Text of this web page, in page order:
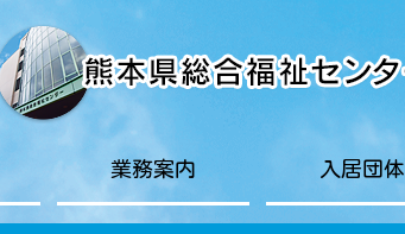
業務案内 入居団体